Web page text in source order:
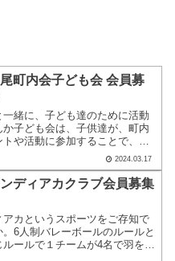
町内会子ども会 会員募
一緒に、子ども達のために活動
か子ども会は、子供達が、町内
トや活動に参加することで、地
才能を認められたり、 感謝され
がら成長していくことをサポー
守る活動をしています。また、
子供達だけでな...
2024.03.17
ディアカクラブ会員募集
アカというスポーツをご存知で
。6人制バレーボールのルールと
ルールで１チームが4名で羽を素